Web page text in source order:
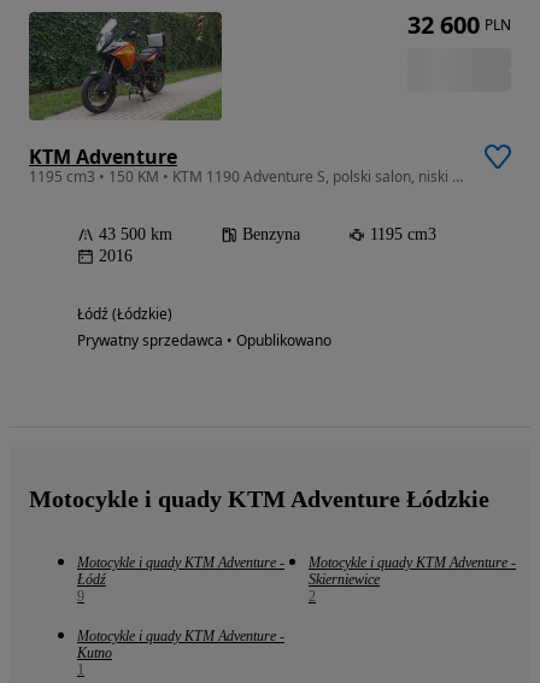
KTM Adventure
1195 cm3 • 150 KM • KTM 1190 Adventure S, polski salon, niski przebieg
43 500 km Benzyna
1195 cm3
2016
Łódź (Łódzkie)
Prywatny sprzedawca • Opublikowano
32 600 PLN
Motocykle i quady KTM Adventure Łódzkie
Motocykle i quady KTM Adventure -
Łódź
9
Motocykle i quady KTM Adventure -
Skierniewice
2
Motocykle i quady KTM Adventure -
Kutno
1